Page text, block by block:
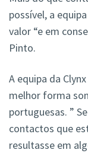
possível, a
valor “e em
Pinto.
A equipa da
melhor forma
portuguesas. ”
contactos que
resultasse em